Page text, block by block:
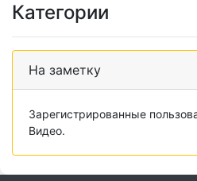
Категории
На заметку
Зарегистрированные
Видео.